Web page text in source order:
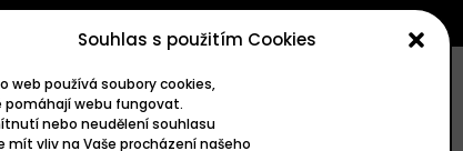
Souhlas s použitím Cookies
web používá soubory cookies,
pomáhají webu fungovat.
nebo neudělení souhlasu
mít vliv na Vaše procházení našeho